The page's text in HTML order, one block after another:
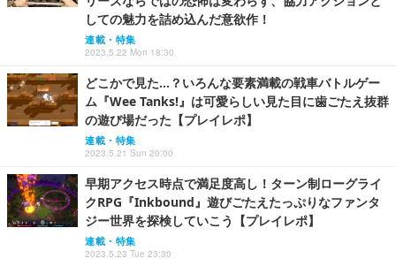
しての魅力を詰め込んだ意欲作！
連載・特集
2023.5.22 Mon 18:30
どこかで見た…？いろんな要素満載の戦車バトルゲー
ム『Wee Tanks!』は可愛らしい見た目に歯ごたえ抜群
の遊び場だった【プレイレポ】
連載・特集
2023.5.21 Sun 20:00
早期アクセス時点で満足度高し！ターン制ローグライ
クRPG『Inkbound』遊びごたえたっぷりなファンタ
ジー世界を探検していこう【プレイレポ】
連載・特集
2023.5.23 Tue 23:30